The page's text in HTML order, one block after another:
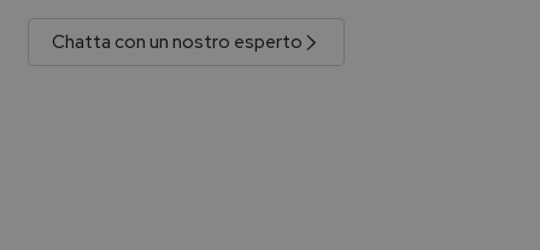
Chatta con un nostro esperto